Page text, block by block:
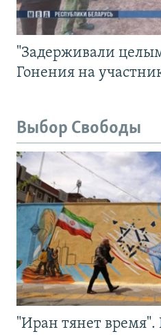
"Задерживали
Гонения на
Выбор Свободы
"Иран тянет время".